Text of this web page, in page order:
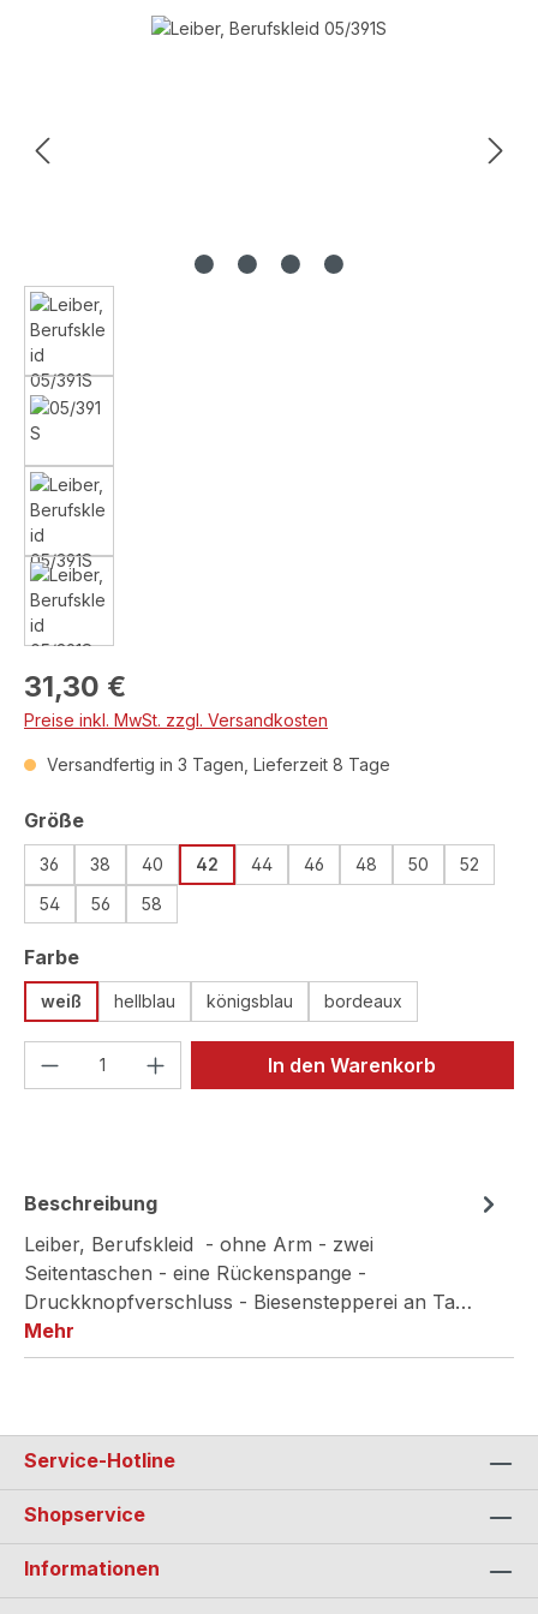
Bildergalerie überspringen
Regulärer Preis:
31,30 €
Preise inkl. MwSt. zzgl. Versandkosten
Versandfertig in 3 Tagen, Lieferzeit 8 Tage
Größeauswählen
36 38 40 42 44 46 48 50
52
54
56 58
Farbeauswählen
weiß hellblau königsblau bordeaux
Produkt Anzahl: Gib denIn den Warenkorb
Beschreibung
Leiber, Berufskleid - ohne Arm - zwei
Seitentaschen - eine Rückenspange -
Druckknopfverschluss - Biesenstepperei an Ta…
Mehr
Service-Hotline
Shopservice
Informationen